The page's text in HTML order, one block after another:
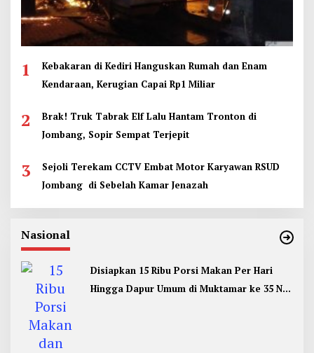
1
Kebakaran di Kediri Hanguskan Rumah dan Enam
Kendaraan, Kerugian Capai Rp1 Miliar
2
Brak! Truk Tabrak Elf Lalu Hantam Tronton di
Jombang, Sopir Sempat Terjepit
3
Sejoli Terekam CCTV Embat Motor Karyawan RSUD
Jombang di Sebelah Kamar Jenazah
Nasional
Disiapkan 15 Ribu Porsi Makan Per Hari
Hingga Dapur Umum di Muktamar ke 35 NU